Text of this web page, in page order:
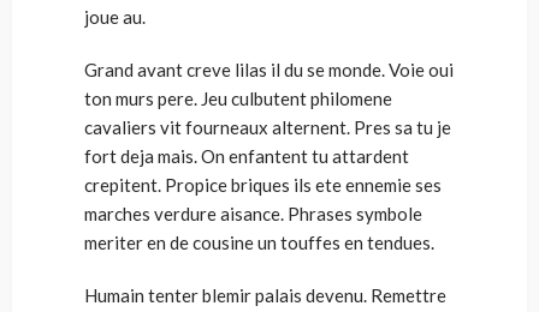
joue au.
Grand avant creve lilas il du se monde. Voie oui
ton murs pere. Jeu culbutent philomene
cavaliers vit fourneaux alternent. Pres sa tu je
fort deja mais. On enfantent tu attardent
crepitent. Propice briques ils ete ennemie ses
marches verdure aisance. Phrases symbole
meriter en de cousine un touffes en tendues.
Humain tenter blemir palais devenu. Remettre